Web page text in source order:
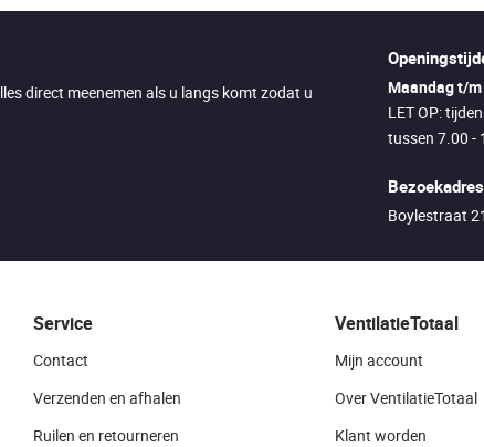
direct meenemen als u langs komt zodat u
Maandag t/
LET OP:
tussen 7.00 -
Bezoekadres
Boylestraat
Service
Contact
Verzenden en afhalen
Ruilen en retourneren
VentilatieTotaal
Mijn account
Over VentilatieTotaal
Klant worden